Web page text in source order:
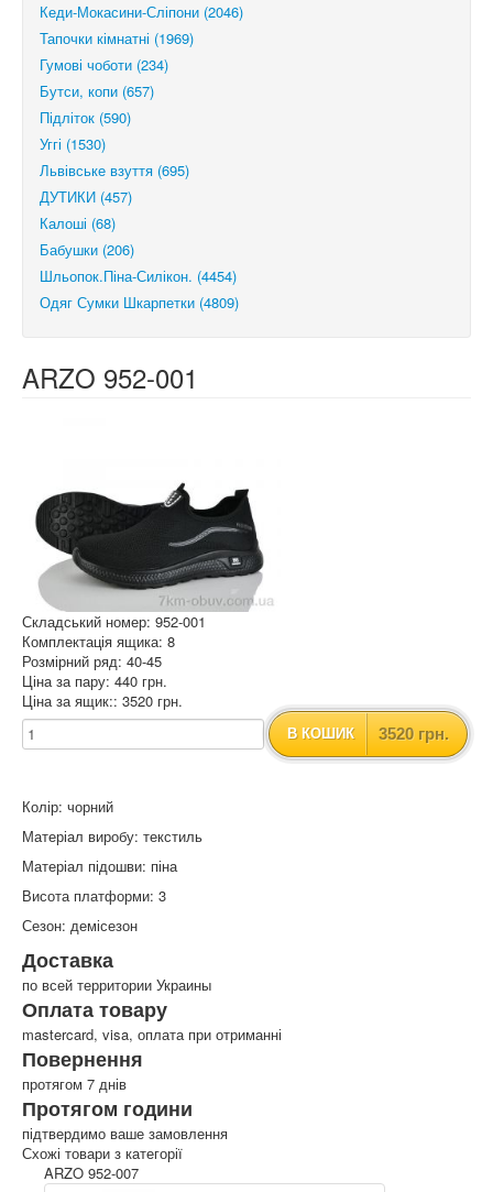
Кеди-Мокасини-Сліпони (2046)
Тапочки кімнатні (1969)
Гумові чоботи (234)
Бутси, копи (657)
Підліток (590)
Уггі (1530)
Львівське взуття (695)
ДУТИКИ (457)
Калоші (68)
Бабушки (206)
Шльопок.Піна-Силікон. (4454)
Одяг Сумки Шкарпетки (4809)
ARZO 952-001
Складський номер: 952-001
Комплектація ящика: 8
Розмірний ряд: 40-45
Ціна за пару: 440 грн.
Ціна за ящик:: 3520 грн.
В КОШИК 3520 грн.
Колір: чорний
Матеріал виробу: текстиль
Матеріал підошви: піна
Висота платформи: 3
Сезон: демісезон
Доставка
по всей территории Украины
Оплата товару
mastercard, visa, оплата при отриманні
Повернення
протягом 7 днів
Протягом години
підтвердимо ваше замовлення
Схожі товари з категорії
ARZO 952-007